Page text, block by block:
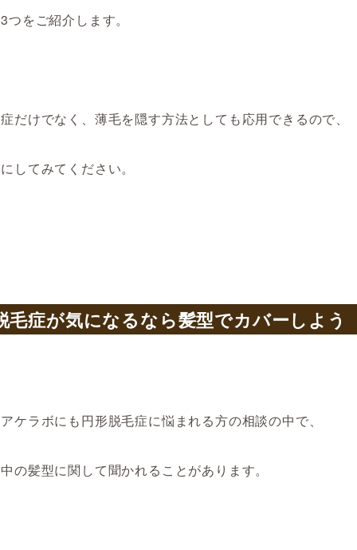
つをご紹介します。
だけでなく、薄毛を隠す方法としても応用できるので、
してみてください。
毛症が気になるなら髪型でカバーしよう
ケラボにも円形脱毛症に悩まれる方の相談の中で、
の髪型に関して聞かれることがあります。